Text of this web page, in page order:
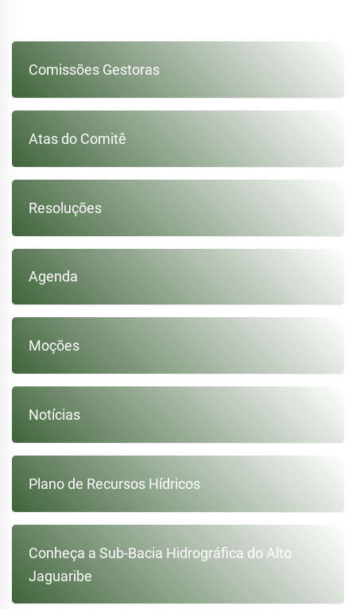
Post
Comissões Gestoras
Atas do Comitê
Resoluções
Agenda
Moções
Notícias
Plano de Recursos Hídricos
Conheça a Sub-Bacia Hidrográfica do Alto
Jaguaribe